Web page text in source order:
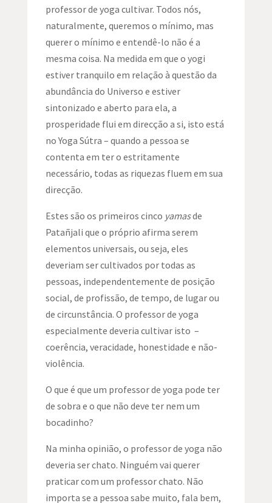
professor de yoga cultivar. Todos nós,
naturalmente, queremos o mínimo, mas
querer o mínimo e entendê-lo não é a
mesma coisa. Na medida em que o yogi
estiver tranquilo em relação à questão da
abundância do Universo e estiver
sintonizado e aberto para ela, a
prosperidade flui em direcção a si, isto está
no Yoga Sútra – quando a pessoa se
contenta em ter o estritamente
necessário, todas as riquezas fluem em sua
direcção.
Estes são os primeiros cinco yamasde
Patañjali que o próprio afirma serem
elementos universais, ou seja, eles
deveriam ser cultivados por todas as
pessoas, independentemente de posição
social, de profissão, de tempo, de lugar ou
de circunstância. O professor de yoga
especialmente deveria cultivar isto –
coerência, veracidade, honestidade e não-
violência.
O que é que um professor de yoga pode ter
de sobra e o que não deve ter nem um
bocadinho?
Na minha opinião, o professor de yoga não
deveria ser chato. Ninguém vai querer
praticar com um professor chato. Não
importa se a pessoa sabe muito, fala bem,